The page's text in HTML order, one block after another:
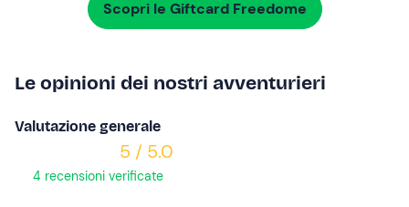
Scopri le Giftcard Freedome
Le opinioni dei nostri avventurieri
Valutazione generale
5 / 5.0
4 recensioni verificate